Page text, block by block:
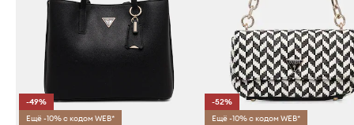
-49%
Ещё -10% с кодом WEB*
-52%
Ещё -10% с кодом WEB*